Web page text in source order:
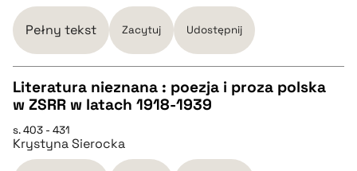
pobierz cytat
BIBTEX
pobierz cytat
Pełny tekst Zacytuj Udostępnij
pobierz cytat
Literatura nieznana : poezja i proza polska
w ZSRR w latach 1918-1939
s. 403 - 431
Krystyna Sierocka